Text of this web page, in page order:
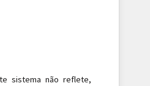
sistema não reflete,